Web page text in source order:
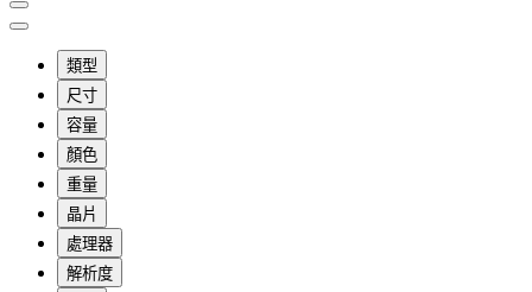
類型
尺寸
容量
顏色
重量
晶片
處理器
解析度